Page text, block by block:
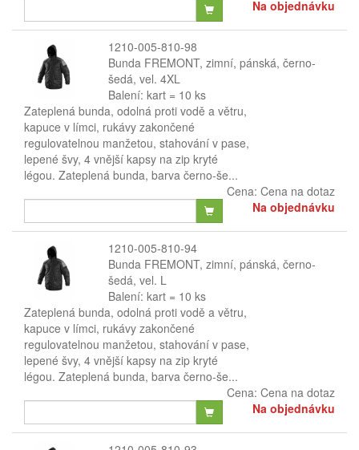
Na objednávku
1210-005-810-98
Bunda FREMONT, zimní, pánská, černo-
šedá, vel. 4XL
Balení: kart = 10 ks
Zateplená bunda, odolná proti vodě a větru,
kapuce v límci, rukávy zakončené
regulovatelnou manžetou, stahování v pase,
lepené švy, 4 vnější kapsy na zip kryté
légou. Zateplená bunda, barva černo-še...
Cena: Cena na dotaz
Na objednávku
1210-005-810-94
Bunda FREMONT, zimní, pánská, černo-
šedá, vel. L
Balení: kart = 10 ks
Zateplená bunda, odolná proti vodě a větru,
kapuce v límci, rukávy zakončené
regulovatelnou manžetou, stahování v pase,
lepené švy, 4 vnější kapsy na zip kryté
légou. Zateplená bunda, barva černo-še...
Cena: Cena na dotaz
Na objednávku